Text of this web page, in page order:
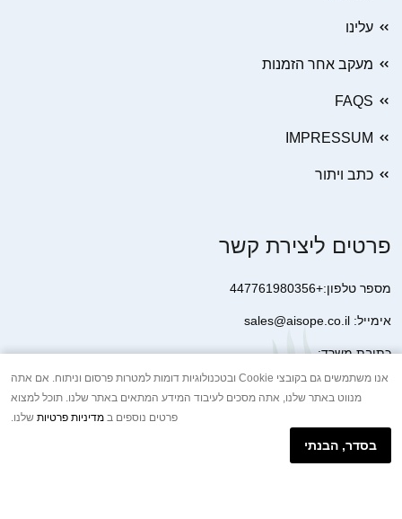
עלינו
מעקב אחר הזמנות
FAQS
IMPRESSUM
כתב ויתור
פרטים ליצירת קשר
מספר טלפון:+447761980356
אימייל: sales@aisope.co.il
כתובת משרד:
41 Devonshire Street Ground Floor Office 1 London W1G 7AJ
United Kingdom
+44 7410 2065017
הודעת וואטסאפ באינטרנט
אנו משתמשים גם בקובצי Cookie ובטכנולוגיות דומות למטרות פרסום וניתוח. אם אתה
מנווט באתר שלנו, אתה מסכים לעיבוד המידע המתאים באתר שלנו. תוכל למצוא
פרטים נוספים ב מדיניות פרטיות שלנו.
בסדר, הבנתי